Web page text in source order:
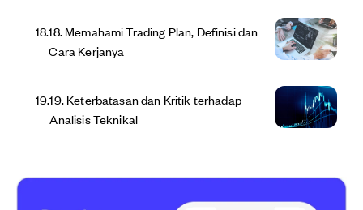
18.18. Memahami Trading Plan, Definisi dan
Cara Kerjanya
19.19. Keterbatasan dan Kritik terhadap
Analisis Teknikal